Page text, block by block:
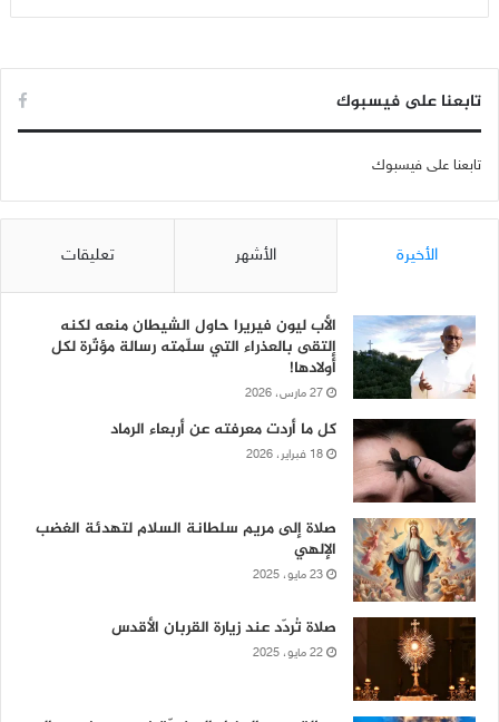
تابعنا على فيسبوك
تابعنا على فيسبوك
الأخيرة الأشهر تعليقات
الأب ليون فيريرا حاول الشيطان منعه لكنه
إلتقى بالعذراء التي سلّمته رسالة مؤثّرة لكل
أولادها!
27 مارس، 2026
كل ما أردت معرفته عن أربعاء الرماد
18 فبراير، 2026
صلاة إلى مريم سلطانة السلام لتهدئة الغضب
الإلهي
23 مايو، 2025
صلاة تُردّد عند زيارة القربان الأقدس
22 مايو، 2025